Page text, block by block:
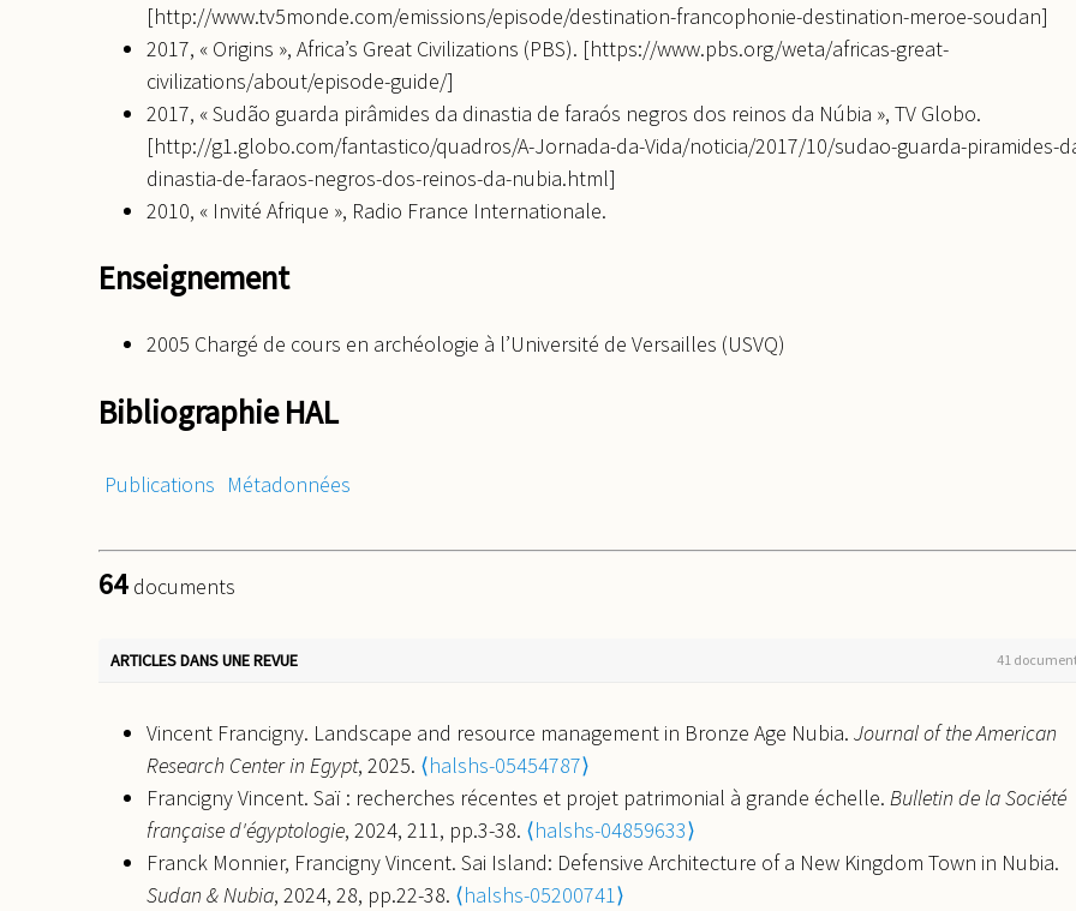
[http://www.tv5monde.com/emissions/episode/destination-francophonie-destination-meroe-soudan]
2017, « Origins », Africa’s Great Civilizations (PBS). [https://www.pbs.org/weta/africas-great-
civilizations/about/episode-guide/]
2017, « Sudão guarda pirâmides da dinastia de faraós negros dos reinos da Núbia », TV Globo.
[http://g1.globo.com/fantastico/quadros/A-Jornada-da-Vida/noticia/2017/10/sudao-guarda-piramides-
dinastia-de-faraos-negros-dos-reinos-da-nubia.html]
2010, « Invité Afrique », Radio France Internationale.
Enseignement
2005 Chargé de cours en archéologie à l’Université de Versailles (USVQ)
Bibliographie HAL
Publications Métadonnées
64 documents
ARTICLES DANS UNE REVUE 41
Vincent Francigny. Landscape and resource management in Bronze Age Nubia. Journal of the American
Research Center in Egypt, 2025. ⟨halshs-05454787⟩
Francigny Vincent. Saï : recherches récentes et projet patrimonial à grande échelle. Bulletin de la Société
française d'égyptologie, 2024, 211, pp.3-38. ⟨halshs-04859633⟩
Franck Monnier, Francigny Vincent. Sai Island: Defensive Architecture of a New Kingdom Town in Nubia.
Sudan & Nubia, 2024, 28, pp.22-38. ⟨halshs-05200741⟩